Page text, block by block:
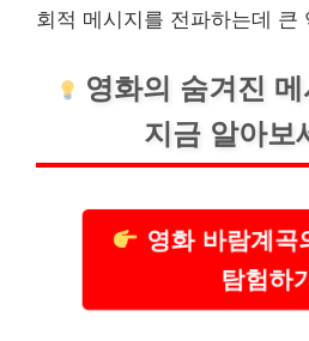
회적 메시지를 전파하는데 큰
영화의 숨겨진
지금 알아보
영화 바람계곡
탐험하기